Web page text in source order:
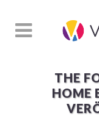
THE
HOME